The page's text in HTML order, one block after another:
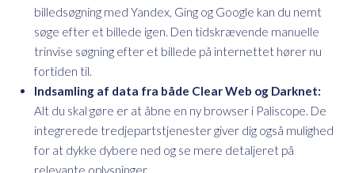
billedsøgning med Yandex, Ging og Google kan du nemt
søge efter et billede igen. Den tidskrævende manuelle
trinvise søgning efter et billede på internettet hører nu
fortiden til.
Indsamling af data fra både Clear Web og Darknet:
Alt du skal gøre er at åbne en ny browser i Paliscope. De
integrerede tredjepartstjenester giver dig også mulighed
for at dykke dybere ned og se mere detaljeret på
relevante oplysninger.